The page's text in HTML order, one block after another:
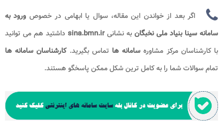
اگر بعد از خواندن این مقاله، سوال یا ابهامی در خصوص ورود به
سامانه سینا بنیاد ملی نخبگان به نشانیsina.bmn.ir
داشتید هم می توانید
با کارشناسان مرکز مشاوره سامانه ها تماس بگیرید.کارشناسان سامانه ها
تمام سوالات شما را به کامل ترین شکل ممکن پاسخگو هستند.